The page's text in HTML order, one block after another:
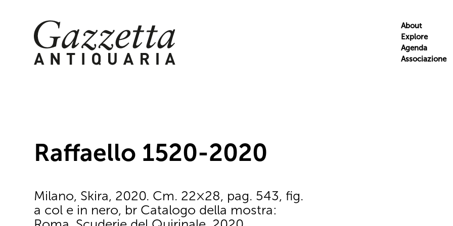
Skip
to
content
About
Explore
Agenda
Associazione
Raffaello 1520-2020
Milano, Skira, 2020. Cm. 22×28, pag. 543, fig.
a col e in nero, br Catalogo della mostra: